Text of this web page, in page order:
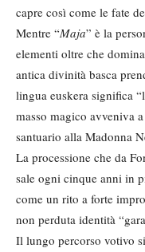
capre così come le fate
Mentre “Maja” è la
elementi oltre che
antica divinità basca
lingua euskera significa
masso magico avveniva
santuario alla Madonna
La processione che da
sale ogni cinque anni in
come un rito a forte
non perduta identità
Il lungo percorso votivo